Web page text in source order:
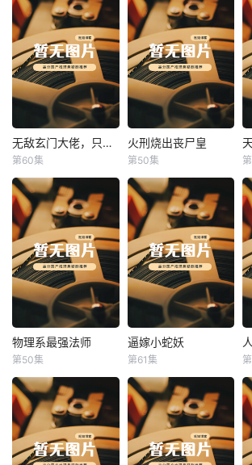
无敌玄门大佬，只听姐姐的话 无敌玄门大佬，只听姐姐的话
第60集
火刑烧出丧尸皇
火刑烧出丧尸皇
第50集
物理系最强法师
物理系最强法师
第50集
逼嫁小蛇妖
逼嫁小蛇妖
第61集